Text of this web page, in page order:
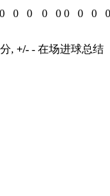
0 0 0 0 0 0 0 0 0
, +/- - 在场进球总结